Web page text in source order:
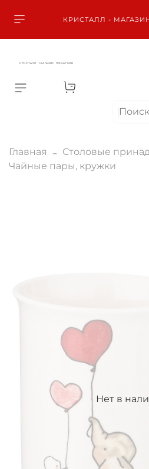
КРИСТАЛЛ -
КРИСТАЛЛ - МАГАЗИН ПОДАРКОВ
Главная
Столовые
Чайные пары, кружки
Нет в